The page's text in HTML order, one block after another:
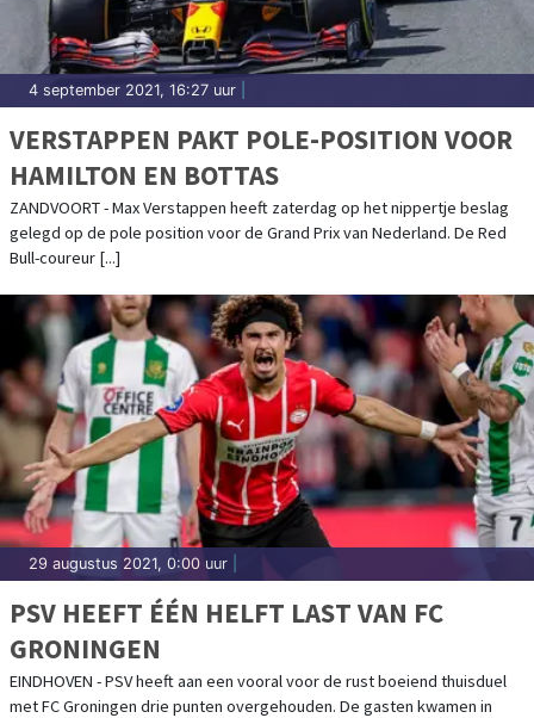
4 september 2021, 16:27 uur
VERSTAPPEN PAKT POLE-POSITION VOOR
HAMILTON EN BOTTAS
ZANDVOORT - Max Verstappen heeft zaterdag op het nippertje beslag
gelegd op de pole position voor de Grand Prix van Nederland. De Red
Bull-coureur [...]
29 augustus 2021, 0:00 uur
PSV HEEFT ÉÉN HELFT LAST VAN FC
GRONINGEN
EINDHOVEN - PSV heeft aan een vooral voor de rust boeiend thuisduel
met FC Groningen drie punten overgehouden. De gasten kwamen in